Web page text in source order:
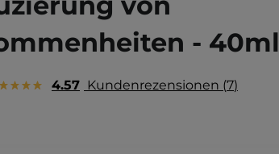
- 40ml
4.57 Kundenrezensionen 7